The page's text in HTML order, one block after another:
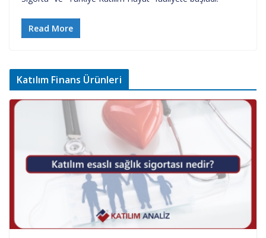
Read More
Katılım Finans Ürünleri